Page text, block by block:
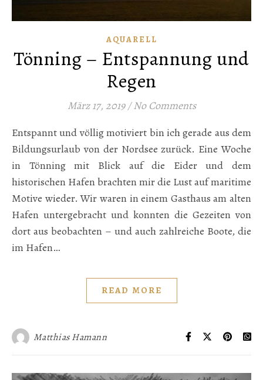
AQUARELL
Tönning – Entspannung und
Regen
März 17, 2019 / No Comments
Entspannt und völlig motiviert bin ich gerade aus dem
Bildungsurlaub von der Nordsee zurück. Eine Woche
in Tönning mit Blick auf die Eider und dem
historischen Hafen brachten mir die Lust auf maritime
Motive wieder. Wir waren in einem Gasthaus am alten
Hafen untergebracht und konnten die Gezeiten von
dort aus beobachten – und auch zahlreiche Boote, die
im Hafen…
READ MORE
Matthias Hamann